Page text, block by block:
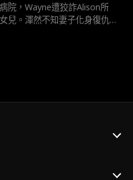
院，Wayne遭狡詐Alison所
兒。渾然不知妻子化身復仇女